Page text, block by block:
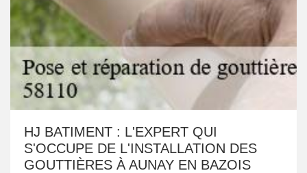
HJ BATIMENT : L'EXPERT QUI
S'OCCUPE DE L'INSTALLATION DES
GOUTTIÈRES À AUNAY EN BAZOIS